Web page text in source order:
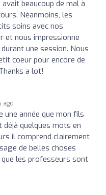
beaucoup de mal à
Néanmoins, les
soins avec nos
et nous impressionne
une session. Nous
coeur pour encore de
a lot!
ago
une année que mon fils
quelques mots en
il comprend clairement
de belles choses
que les professeurs sont